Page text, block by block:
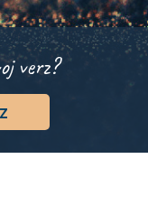
verz?